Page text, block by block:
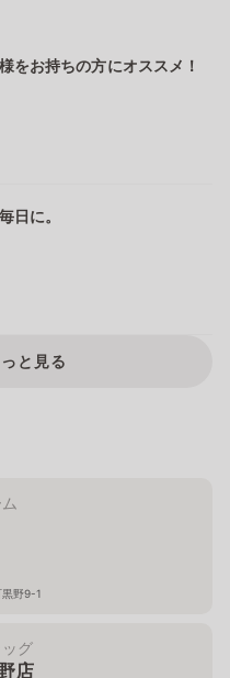
をお持ちの方にオススメ！
日に。
と見る
黒野9-1
グ
店